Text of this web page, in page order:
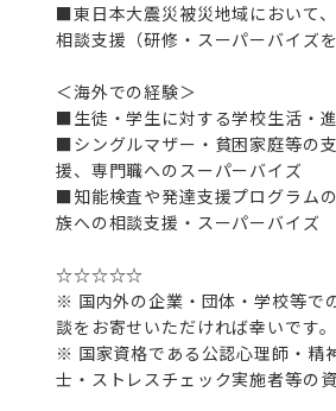
■東日本大震災被災地域において
相談支援（研修・スーパーバイズ
＜海外での経験＞
■生徒・学生に対する学校生活・
■シングルマザー・貧困家庭等の
援、専門職へのスーパーバイズ
■知能検査や発達支援プログラム
族への相談支援・スーパーバイズ
☆☆☆☆☆
※ 国内外の企業・団体・学校等で
談をお寄せいただければ幸いです。
※ 国家資格である公認心理師・精
士・ストレスチェック実施者等の